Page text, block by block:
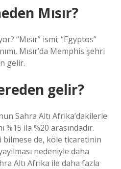
Mısır?
“Mısır” ismi; “Egyptos”
Mısır’da Memphis şehri
gelir.
gelir?
Sahra Altı Afrika’dakilerle
%15 ila %20 arasındadır.
de, köle ticaretinin
nedeniyle daha
Altı Afrika ile daha fazla